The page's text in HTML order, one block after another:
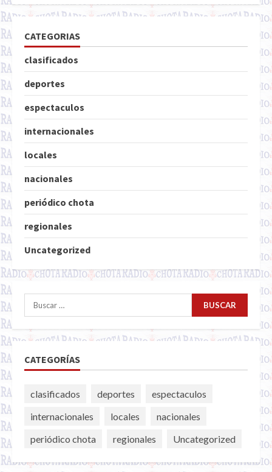
CATEGORIAS
clasificados
deportes
espectaculos
internacionales
locales
nacionales
periódico chota
regionales
Uncategorized
Buscar:
CATEGORÍAS
clasificados deportes
espectaculos
internacionales
locales
nacionales
periódico chota
regionales Uncategorized